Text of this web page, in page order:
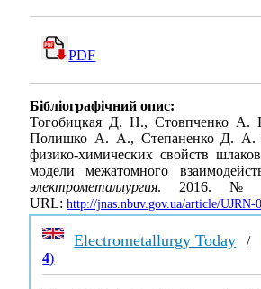
PDF
Бібліографічний опис:
Тогобицкая Д. Н., Стовпченко
Полишко А. А., Степаненко Д. А.
физико-химических свойств
модели межатомного
электрометаллургия. 2016. №
URL: http://jnas.nbuv.gov.ua/article/UJRN-
Electrometallurgy Today /
4)